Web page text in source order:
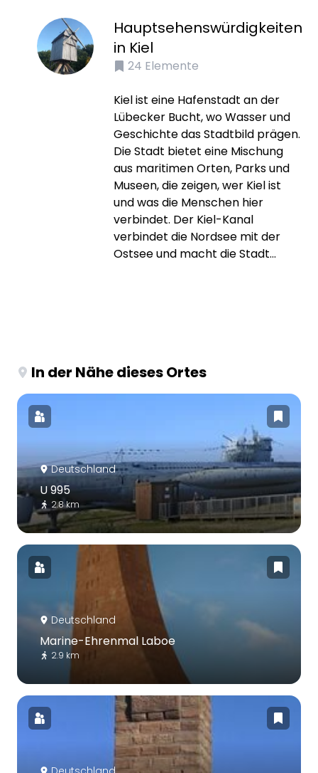
Hauptsehenswürdigkeiten
in Kiel
24 Elemente
Kiel ist eine Hafenstadt an der
Lübecker Bucht, wo Wasser und
Geschichte das Stadtbild prägen.
Die Stadt bietet eine Mischung
aus maritimen Orten, Parks und
Museen, die zeigen, wer Kiel ist
und was die Menschen hier
verbindet. Der Kiel-Kanal
verbindet die Nordsee mit der
Ostsee und macht die Stadt...
In der Nähe dieses Ortes
Deutschland
U 995
2.8 km
Deutschland
Marine-Ehrenmal Laboe
2.9 km